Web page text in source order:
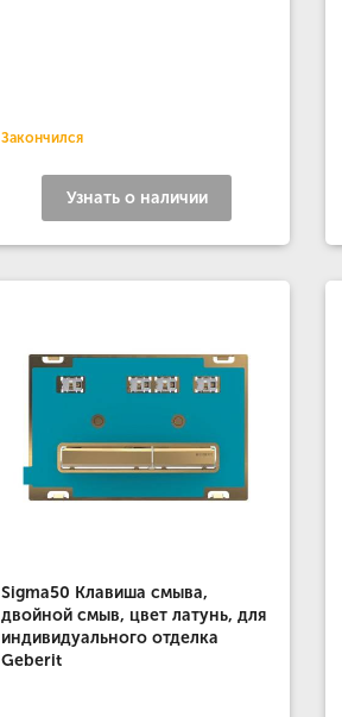
Закончился
Узнать о наличии
Sigma50 Клавиша смыва,
двойной смыв, цвет латунь, для
индивидуального отделка
Geberit